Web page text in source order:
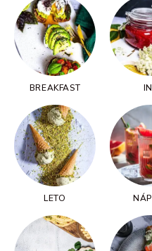
BREAKFAST
LETO